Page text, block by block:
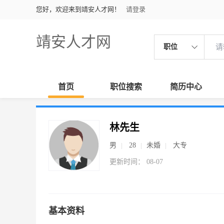
您好，欢迎来到靖安人才网！ 请登录
靖安人才网 职位
首页 职位搜索 简历中心
林先生
男 28 未婚 大专
更新时间： 08-07
基本资料